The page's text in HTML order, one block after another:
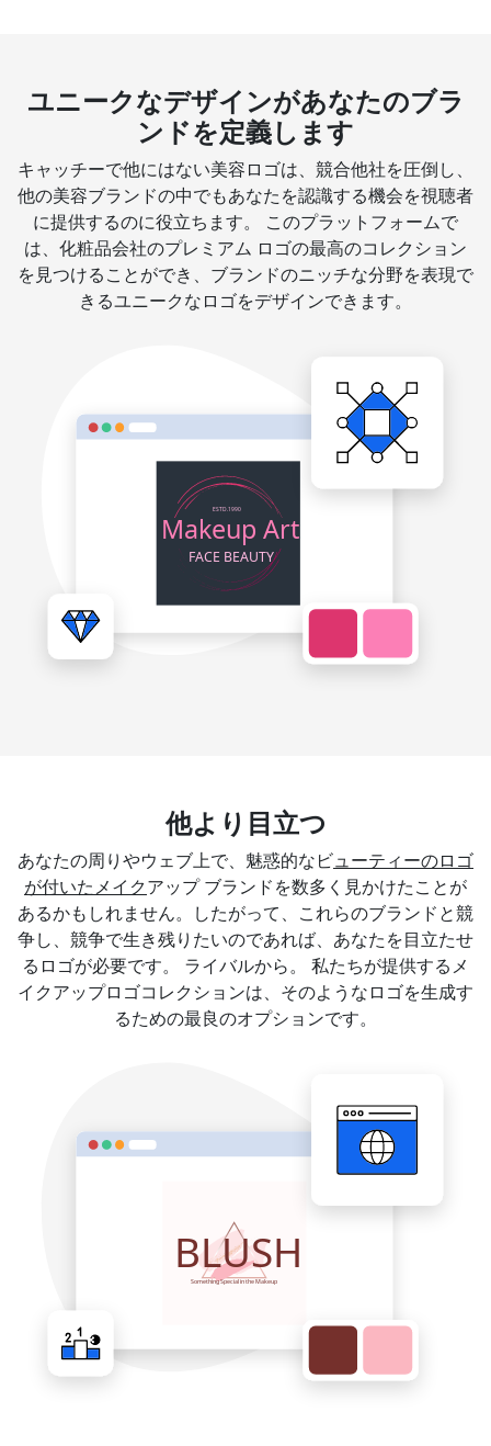
ユニークなデザインがあなたのブラ
ンドを定義します
キャッチーで他にはない美容ロゴは、競合他社を圧倒し、
他の美容ブランドの中でもあなたを認識する機会を視聴者
に提供するのに役立ちます。 このプラットフォームで
は、化粧品会社のプレミアム ロゴの最高のコレクション
を見つけることができ、ブランドのニッチな分野を表現で
きるユニークなロゴをデザインできます。
他より目立つ
あなたの周りやウェブ上で、魅惑的なビ ューティーのロゴ
が付いたメイク アップ ブランドを数多く見かけたことが
あるかもしれません。したがって、これらのブランドと競
争し、競争で生き残りたいのであれば、あなたを目立たせ
るロゴが必要です。 ライバルから。 私たちが提供するメ
イクアップロゴコレクションは、そのようなロゴを生成す
るための最良のオプションです。